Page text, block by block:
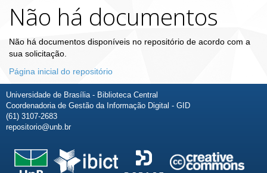
Não há documentos
Não há documentos disponíveis no repositório de acordo com a
sua solicitação.
Página inicial do repositório
Universidade de Brasília - Biblioteca Central
Coordenadoria de Gestão da Informação Digital - GID
(61) 3107-2683
repositorio@unb.br